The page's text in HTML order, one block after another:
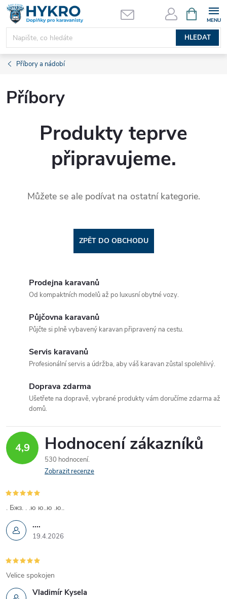
Přejít
obsah
HLEDAT
NÁKUPNÍ
KOŠÍK
Příbory a nádobí
Příbory
Produkty teprve
připravujeme.
Můžete se ale podívat na ostatní kategorie.
ZPĚT DO OBCHODU
Prodejna karavanů
Od kompaktních modelů až po luxusní obytné vozy.
Půjčovna karavanů
Půjčte si plně vybavený karavan připravený na cestu.
Servis karavanů
Profesionální servis a údržba, aby váš karavan zůstal spolehlivý.
Doprava zdarma
Ušetřete na dopravě, vybrané produkty vám doručíme zdarma až
domů.
4,9 Hodnocení zákazníků
530 hodnocení
Zobrazit recenze
....
19.4.2026
. Бжз. . .ю ю..ю .ю..
Vladimír Kysela
Velice spokojen